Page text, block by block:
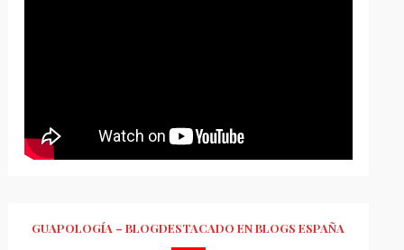
GUAPOLOGÍA – BLOGDESTACADO EN BLOGS ESPAÑA